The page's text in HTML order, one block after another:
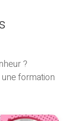
?
formation